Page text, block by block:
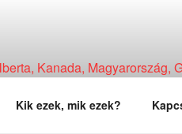
Kanada, Magyarország,
Kik ezek, mik ezek?